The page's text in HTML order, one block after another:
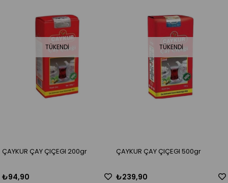
TÜKENDI
ÇAYKUR ÇAY ÇIÇEGI 200gr
₺94,90
TÜKENDI
ÇAYKUR ÇAY ÇIÇEGI 500gr
₺239,90